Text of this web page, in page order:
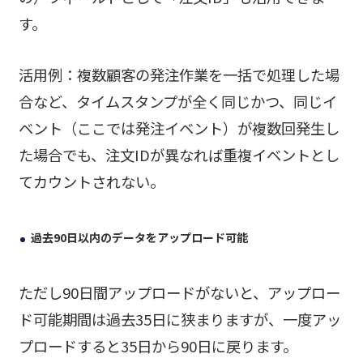
す。
活用例：複数顧客の発注作業を一括で処理した場
合など、タイムスタンプが全く同じかつ、同じイ
ベント（ここでは発注イベント）が複数回発生し
た場合でも、注文IDが異なれば重複イベントとし
てカウントされない。
過去90日以内のデータをアップロード可能
ただし90日間アップロードがないと、アップロー
ド可能期間は過去35日に狭まりますが、一度アッ
プロードすると35日から90日に戻ります。